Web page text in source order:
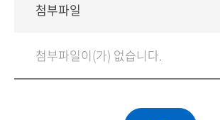
첨부파일
첨부파일이(가) 없습니다.